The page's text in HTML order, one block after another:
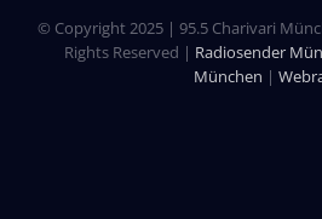
© Copyright 2025 | 95.5 Charivari
Rights Reserved | Radiosender
München |